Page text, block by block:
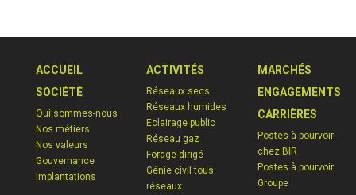
ACCUEIL
SOCIÉTÉ
Qui sommes-nous
Nos métiers
Nos valeurs
Gouvernance
Implantations
ACTIVITÉS
Réseaux secs
Réseaux humides
Eclairage public
Réseau gaz
Forage dirigé
Génie civil tous
réseaux
MARCHÉS
ENGAGEMENTS
CARRIÈRES
Postes à pourvoir
chez BIR
Postes à pourvoir
Groupe